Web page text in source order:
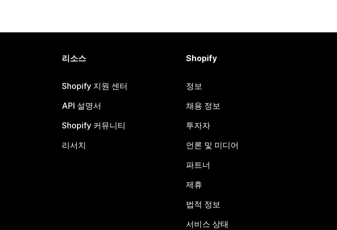
리소스
Shopify 지원 센터
API 설명서
Shopify 커뮤니티
리서치
Shopify
정보
채용 정보
투자자
언론 및 미디어
파트너
제휴
법적 정보
서비스 상태